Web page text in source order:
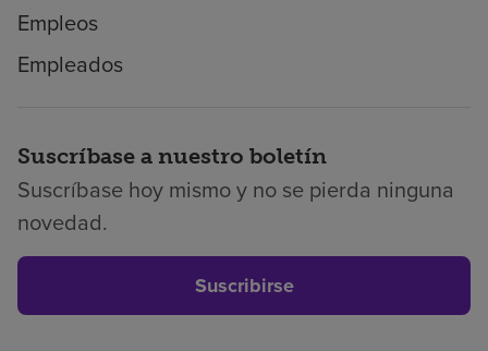
Empleos
Empleados
Suscríbase a nuestro boletín
Suscríbase hoy mismo y no se pierda ninguna
novedad.
Suscribirse